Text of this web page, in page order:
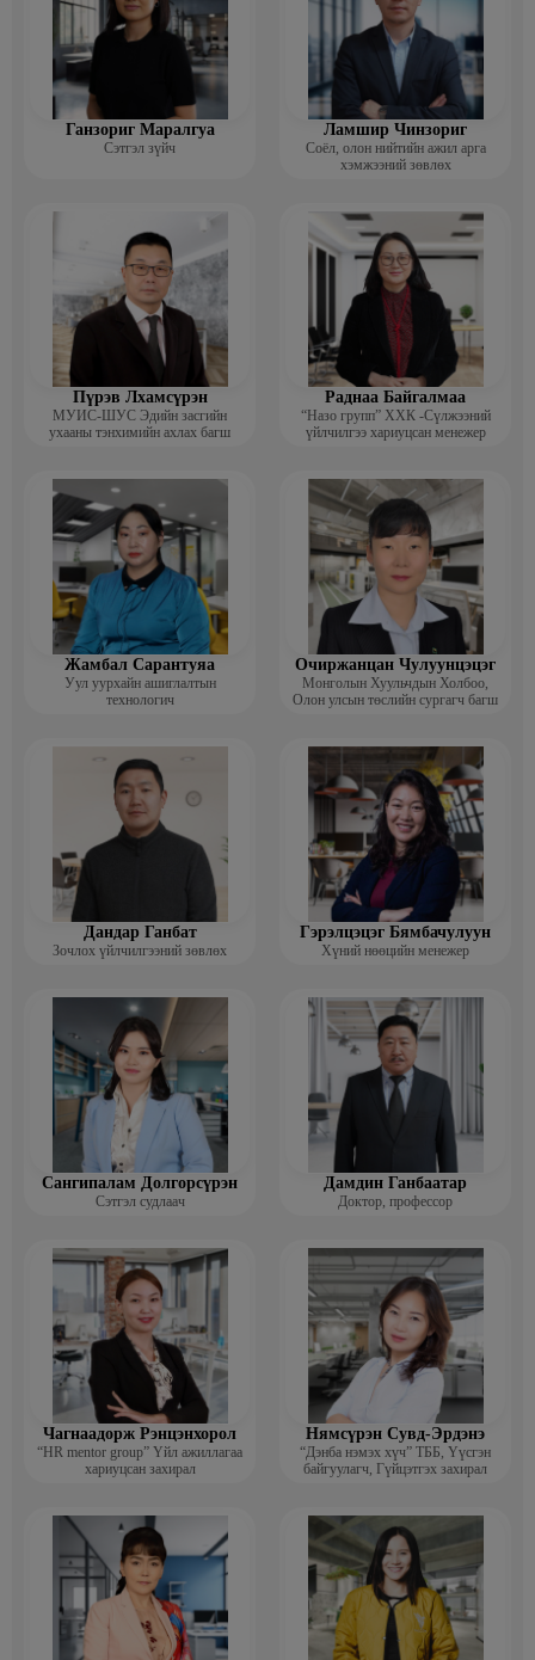
Ганзориг Маралгуа
Сэтгэл зүйч
Ламшир Чинзориг
Соёл, олон нийтийн ажил арга
хэмжээний зөвлөх
Пүрэв Лхамсүрэн
МУИС-ШУС Эдийн засгийн
ухааны тэнхимийн ахлах багш
Раднаа Байгалмаа
“Назо групп” ХХК -Сүлжээний
үйлчилгээ хариуцсан менежер
Жамбал Сарантуяа
Уул уурхайн ашиглалтын
технологич
Очиржанцан Чулуунцэцэг
Монголын Хуульчдын Холбоо,
Олон улсын төслийн сургагч багш
Дандар Ганбат
Зочлох үйлчилгээний зөвлөх
Гэрэлцэцэг Бямбачулуун
Хүний нөөцийн менежер
Сангипалам Долгорсүрэн
Сэтгэл судлаач
Дамдин Ганбаатар
Доктор, профессор
Чагнаадорж Рэнцэнхорол
“HR mentor group” Үйл ажиллагаа
хариуцсан захирал
Нямсүрэн Сувд-Эрдэнэ
“Дэнба нэмэх хүч” ТББ, Үүсгэн
байгуулагч, Гүйцэтгэх захирал